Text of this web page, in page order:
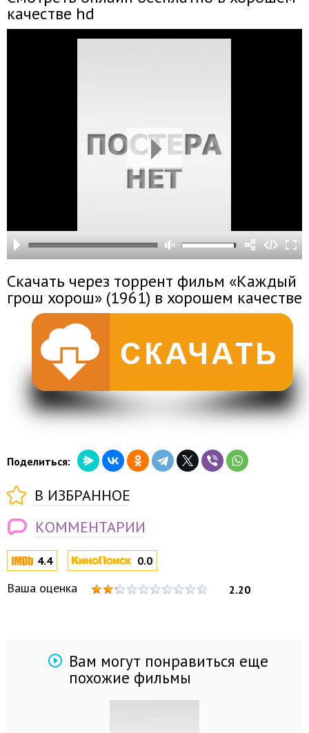
4.4 0.0
Ваша оценка 2.20
качестве hd
Скачать через торрент фильм «Каждый
грош хорош» (1961) в хорошем качестве
Поделиться:
В ИЗБРАННОЕ
КОММЕНТАРИИ
Вам могут понравиться еще
похожие фильмы